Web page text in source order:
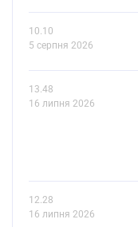
10.10
5 серпня 2026
13.48
16 липня 2026
12.28
16 липня 2026